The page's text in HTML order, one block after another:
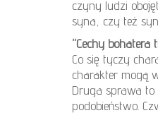
czyny ludzi
syna, czy też
“Cechy bohatera
Co się tyczy
charakter mogą
Druga sprawa to
podobieństwo.